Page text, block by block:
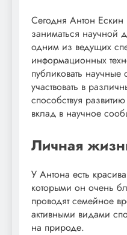
Сегодня Антон Ескин
заниматься научной
одним из ведущих
информационных
публиковать научные
участвовать в
способствуя
вклад в научное
Личная
У Антона есть
которыми он очень
проводят семейное
активными видами
на природе.